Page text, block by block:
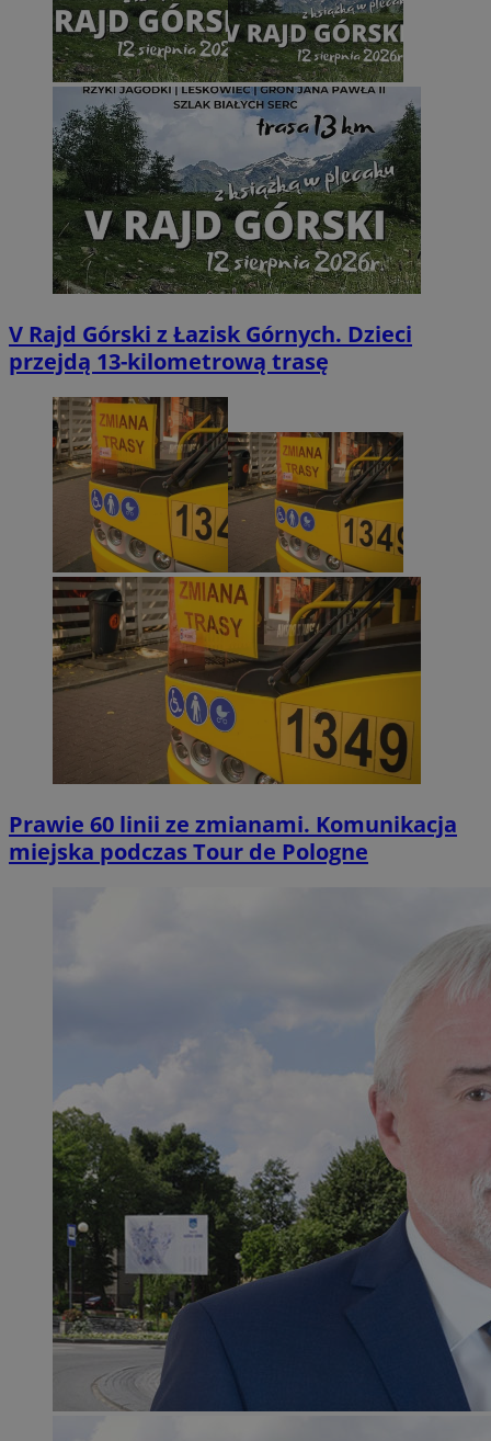
V Rajd Górski z Łazisk Górnych. Dzieci
przejdą 13-kilometrową trasę
Prawie 60 linii ze zmianami. Komunikacja
miejska podczas Tour de Pologne